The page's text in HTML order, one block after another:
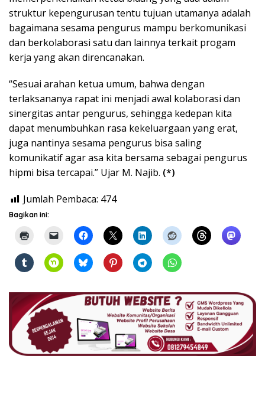
struktur kepengurusan tentu tujuan utamanya adalah
bagaimana sesama pengurus mampu berkomunikasi
dan berkolaborasi satu dan lainnya terkait progam
kerja yang akan direncanakan.
“Sesuai arahan ketua umum, bahwa dengan
terlaksananya rapat ini menjadi awal kolaborasi dan
sinergitas antar pengurus, sehingga kedepan kita
dapat menumbuhkan rasa kekeluargaan yang erat,
juga nantinya sesama pengurus bisa saling
komunikatif agar asa kita bersama sebagai pengurus
hipmi bisa tercapai.” Ujar M. Najib. (*)
Jumlah Pembaca: 474
Bagikan ini: